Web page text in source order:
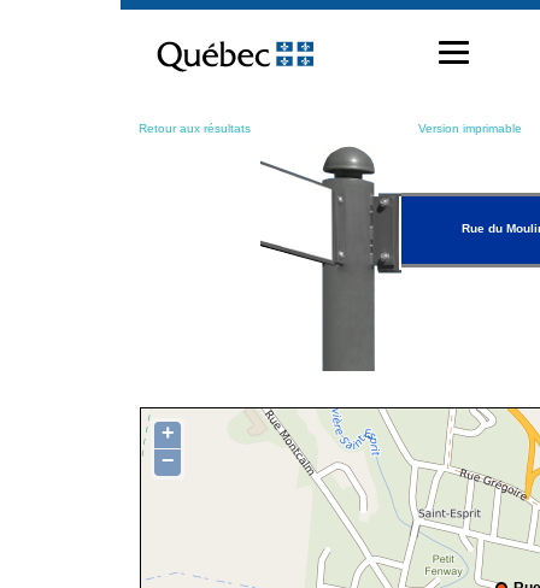
contenu
Retour aux résultats Version imprimable
Rue du
+
−